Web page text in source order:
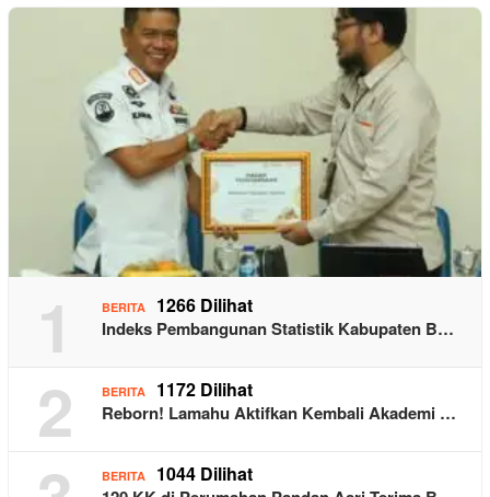
1 BERITA 1266 Dilihat
Indeks Pembangunan Statistik Kabupaten B…
2 BERITA 1172 Dilihat
Reborn! Lamahu Aktifkan Kembali Akademi …
BERITA 1044 Dilihat